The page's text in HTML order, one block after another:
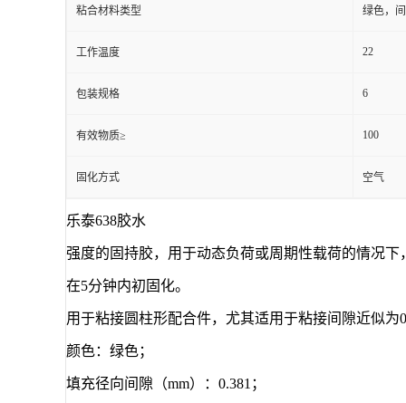
粘合材料类型 绿色，
工作温度 22
包装规格 6
有效物质≥ 100
固化方式 空气
乐泰638胶水
强度的固持胶，用于动态负荷或周期性载荷的情况下
在5分钟内初固化。
用于粘接圆柱形配合件，尤其适用于粘接间隙近似
颜色：绿色；
填充径向间隙（mm）：0.381；